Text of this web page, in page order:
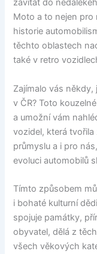
zavítat do
Moto a to nejen pro
historie
těchto oblastech
také v retro
Zajímalo vás
v ČR? Toto
a umožní vám
vozidel, která
průmyslu a i pro
evoluci automobilů
Tímto způsobem
i bohaté kulturní
spojuje památky,
obyvatel, dělá z
všech věkových